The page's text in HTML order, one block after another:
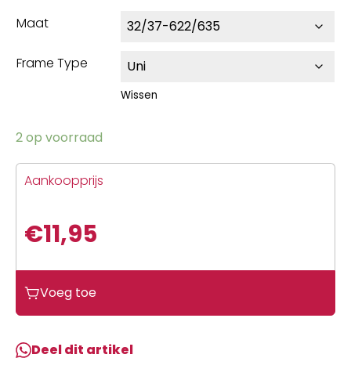
Maat
Frame Type
Wissen
2 op voorraad
Aankoopprijs
€11,95
Voeg toe
Deel dit artikel